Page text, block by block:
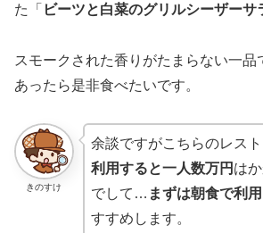
た「 ビーツと白菜のグリルシーザーサ
スモークされた香りがたまらない一品
あったら是非食べたいです。
きのすけ
余談ですがこちらのレスト
利用すると一人数万円 は
でして… まずは朝食で利
すすめします。